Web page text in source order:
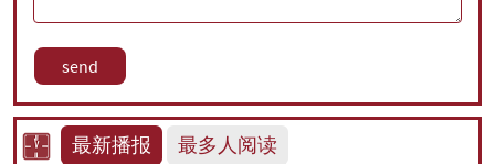
最新播报 最多人阅读